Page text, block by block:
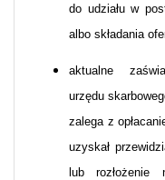
do udziału w
albo składania
aktualne
urzędu
zalega z
uzyskał
lub rozłożenie